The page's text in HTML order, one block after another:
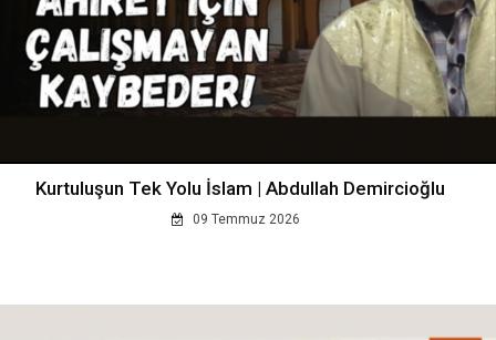
Kurtuluşun Tek Yolu İslam | Abdullah Demircioğlu
09 Temmuz 2026